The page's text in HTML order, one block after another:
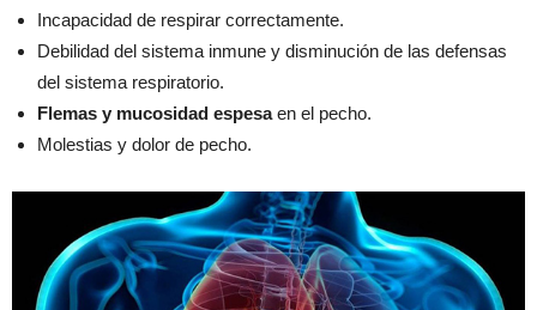
Incapacidad de respirar correctamente.
Debilidad del sistema inmune y disminución de las defensas
del sistema respiratorio.
Flemas y mucosidad espesaen el pecho.
Molestias y dolor de pecho.